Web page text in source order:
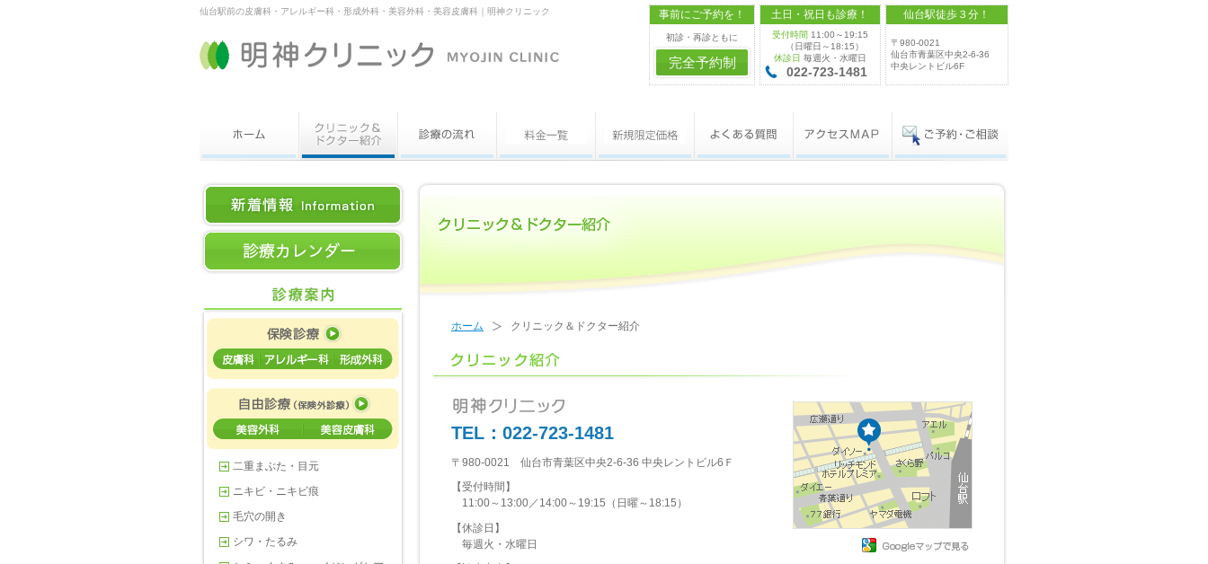
仙台駅前の皮膚科・アレルギー科・形成外科・美容外科・美容皮膚科｜明神クリニック 事前にご予約を！
初診・再診ともに
完全予約制
土日・祝日も診療！
受付時間 11:00～19:15
（日曜日～18:15）
休診日 毎週火・水曜日
022-723-1481
仙台駅徒歩３分！
〒980-0021
仙台市青葉区中央2-6-36
中央レントビル6F
二重まぶた・目元
ニキビ・ニキビ痕
毛穴の開き
シワ・たるみ
ホーム クリニック＆ドクター紹介
TEL：022-723-1481
〒980-0021 仙台市青葉区中央2-6-36 中央レントビル6Ｆ
【受付時間】
11:00～13:00／14:00～19:15（日曜～18:15）
【休診日】
毎週火・水曜日